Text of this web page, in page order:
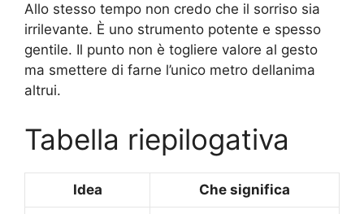
Allo stesso tempo non credo che il sorriso sia
irrilevante. È uno strumento potente e spesso
gentile. Il punto non è togliere valore al gesto
ma smettere di farne l’unico metro dellanima
altrui.
Tabella riepilogativa
Idea Che significa